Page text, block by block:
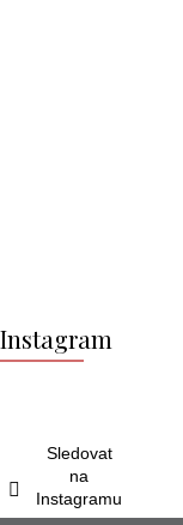
á
p
Instagram
Sledovat
na
Instagramu